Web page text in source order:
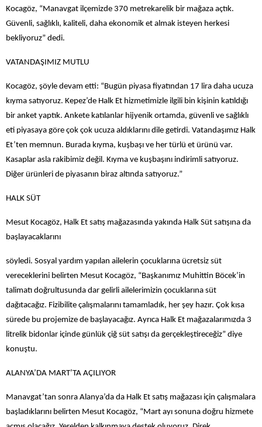
Kocagöz, “Manavgat ilçemizde 370 metrekarelik bir mağaza açtık.
Güvenli, sağlıklı, kaliteli, daha ekonomik et almak isteyen herkesi
bekliyoruz” dedi.
VATANDAŞIMIZ MUTLU
Kocagöz, şöyle devam etti: “Bugün piyasa fiyatından 17 lira daha ucuza
kıyma satıyoruz. Kepez’de Halk Et hizmetimizle ilgili bin kişinin katıldığı
bir anket yaptık. Ankete katılanlar hijyenik ortamda, güvenli ve sağlıklı
eti piyasaya göre çok çok ucuza aldıklarını dile getirdi. Vatandaşımız Halk
Et’ten memnun. Burada kıyma, kuşbaşı ve her türlü et ürünü var.
Kasaplar asla rakibimiz değil. Kıyma ve kuşbaşını indirimli satıyoruz.
Diğer ürünleri de piyasanın biraz altında satıyoruz.”
HALK SÜT
Mesut Kocagöz, Halk Et satış mağazasında yakında Halk Süt satışına da
başlayacaklarını
söyledi. Sosyal yardım yapılan ailelerin çocuklarına ücretsiz süt
vereceklerini belirten Mesut Kocagöz, “Başkanımız Muhittin Böcek’in
talimatı doğrultusunda dar gelirli ailelerimizin çocuklarına süt
dağıtacağız. Fizibilite çalışmalarını tamamladık, her şey hazır. Çok kısa
sürede bu projemize de başlayacağız. Ayrıca Halk Et mağazalarımızda 3
litrelik bidonlar içinde günlük çiğ süt satışı da gerçekleştireceğiz” diye
konuştu.
ALANYA’DA MART’TA AÇILIYOR
Manavgat’tan sonra Alanya’da da Halk Et satış mağazası için çalışmalara
başladıklarını belirten Mesut Kocagöz, “Mart ayı sonuna doğru hizmete